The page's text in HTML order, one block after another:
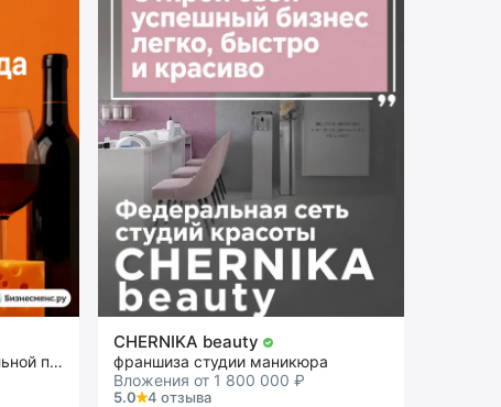
франшиза продажи алкогольной продукции
CHERNIKA beauty
франшиза студии маникюра
Вложения от 1 800 000 ₽
5.0
4 отзыва